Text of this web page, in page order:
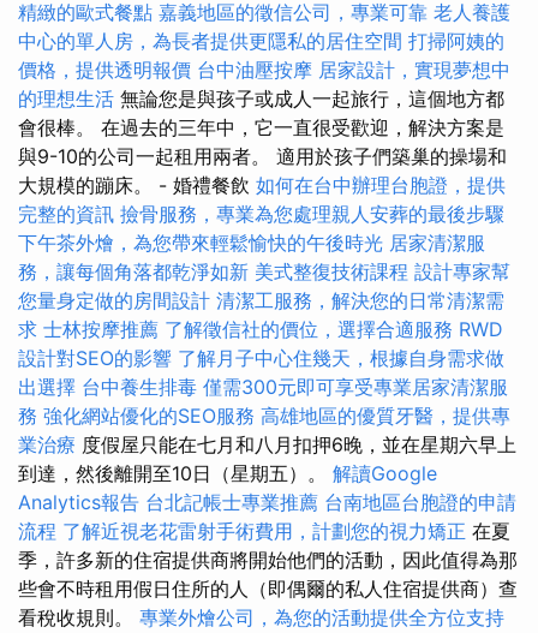
精緻的歐式餐點 嘉義地區的徵信公司，專業可靠 老人養護
中心的單人房，為長者提供更隱私的居住空間 打掃阿姨的
價格，提供透明報價 台中油壓按摩 居家設計，實現夢想中
的理想生活 無論您是與孩子或成人一起旅行，這個地方都
會很棒。 在過去的三年中，它一直很受歡迎，解決方案是
與9-10的公司一起租用兩者。 適用於孩子們築巢的操場和
大規模的蹦床。 - 婚禮餐飲 如何在台中辦理台胞證，提供
完整的資訊 撿骨服務，專業為您處理親人安葬的最後步驟
下午茶外燴，為您帶來輕鬆愉快的午後時光 居家清潔服
務，讓每個角落都乾淨如新 美式整復技術課程 設計專家幫
您量身定做的房間設計 清潔工服務，解決您的日常清潔需
求 士林按摩推薦 了解徵信社的價位，選擇合適服務 RWD
設計對SEO的影響 了解月子中心住幾天，根據自身需求做
出選擇 台中養生排毒 僅需300元即可享受專業居家清潔服
務 強化網站優化的SEO服務 高雄地區的優質牙醫，提供專
業治療 度假屋只能在七月和八月扣押6晚，並在星期六早上
到達，然後離開至10日（星期五）。 解讀Google
Analytics報告 台北記帳士專業推薦 台南地區台胞證的申請
流程 了解近視老花雷射手術費用，計劃您的視力矯正 在夏
季，許多新的住宿提供商將開始他們的活動，因此值得為那
些會不時租用假日住所的人（即偶爾的私人住宿提供商）查
看稅收規則。 專業外燴公司，為您的活動提供全方位支持